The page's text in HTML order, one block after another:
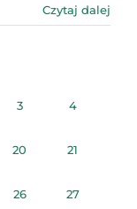
Czytaj dalej
3 4
20 21
26 27